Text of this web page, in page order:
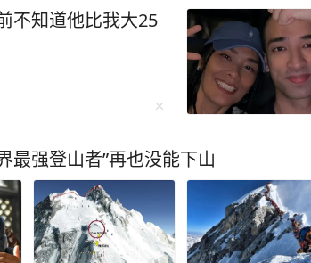
不知道他比我大25
最强登山者”再也没能下山